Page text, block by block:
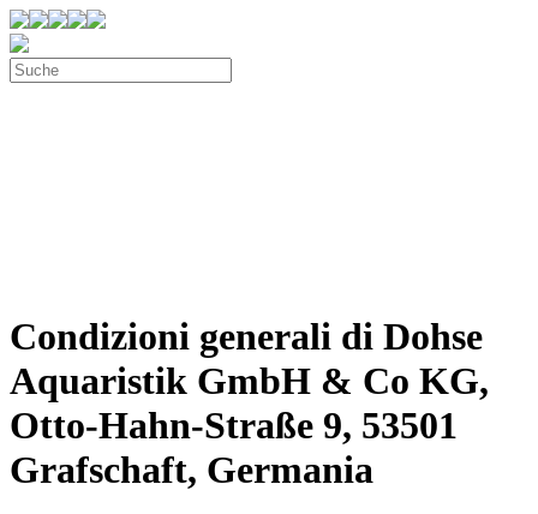
Condizioni generali di Dohse
Aquaristik GmbH & Co KG,
Otto-Hahn-Straße 9, 53501
Grafschaft, Germania